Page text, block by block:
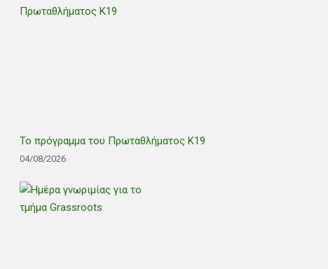
Το πρόγραμμα του Πρωταθλήματος Κ19
04/08/2026